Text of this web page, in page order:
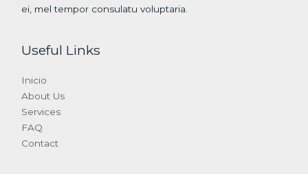
ei, mel tempor consulatu voluptaria.
Useful Links
Inicio
About Us
Services
FAQ
Contact